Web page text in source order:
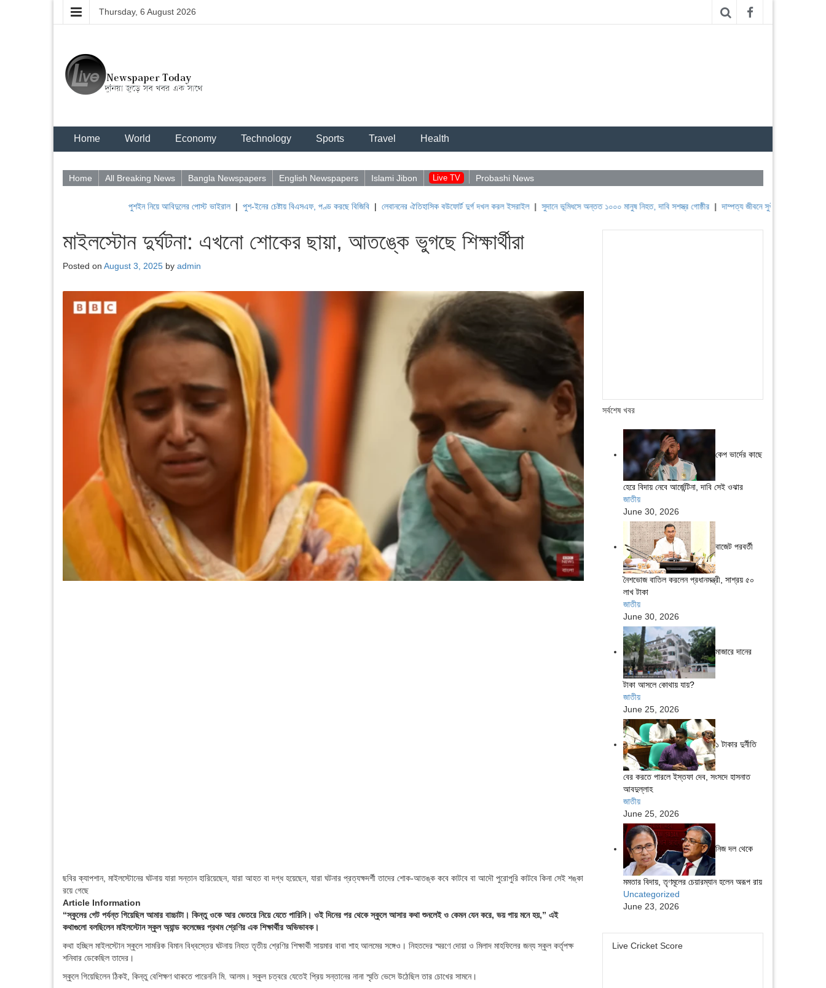
Thursday, 6 August 2026
Home World Economy Technology Sports Travel Health
Home All Breaking News Bangla Newspapers English Newspapers Islami Jibon Live TV Probashi News
পুশইন নিয়ে আবিদুলের পোস্ট ভাইরাল|পুশ-ইনের চেষ্টায় বিএসএফ, পণ্ড করছে বিজিবি|লেবাননের ঐতিহাসিক বউফোর্ট দুর্গ দখল করল ইসরাইল|সুদানে ভূমিধসে অন্তত ১০০০ মানুষ নিহত, দাবি সশস্ত্র গোষ্ঠীর|দাম্পত্য জীবনে সুখী হওয়ার সেরা ১০ উপায়
মাইলস্টোন দুর্ঘটনা: এখনো শোকের ছায়া, আতঙ্কে ভুগছে শিক্ষার্থীরা
Posted on August 3, 2025 by admin
ছবির ক্যাপশান, মাইলস্টোনের ঘটনায় যারা সন্তান হারিয়েছেন, যারা আহত বা দগ্ধ হয়েছেন, যারা ঘটনার প্রত্যক্ষদর্শী তাদের শোক-আতঙ্ক কবে কাটবে বা আদৌ পুরোপুরি কাটবে কিনা সেই শঙ্কা
রয়ে গেছে
Article Information
“স্কুলের গেট পর্যন্ত গিয়েছিল আমার বাচ্চাটা। কিন্তু ওকে আর ভেতরে নিয়ে যেতে পারিনি। ওই দিনের পর থেকে স্কুলে আসার কথা শুনলেই ও কেমন যেন করে, ভয় পায় মনে হয়,” এই
কথাগুলো বলছিলেন মাইলস্টোন স্কুল অ্যান্ড কলেজের প্রথম শ্রেণির এক শিক্ষার্থীর অভিভাবক।
কথা হচ্ছিল মাইলস্টোন স্কুলে সামরিক বিমান বিধ্বস্তের ঘটনায় নিহত তৃতীয় শ্রেণির শিক্ষার্থী সায়মার বাবা শাহ আলমের সঙ্গেও। নিহতদের স্মরণে দোয়া ও মিলাদ মাহফিলের জন্য স্কুল কর্তৃপক্ষ
শনিবার ডেকেছিল তাদের।
স্কুলে গিয়েছিলেন ঠিকই, কিন্তু বেশিক্ষণ থাকতে পারেননি মি. আলম। স্কুল চত্বরে যেতেই প্রিয় সন্তানের নানা স্মৃতি ভেসে উঠেছিল তার চোখের সামনে।
সর্বশেষ খবর
কেপ ভার্দের কাছে
হেরে বিদায় নেবে আর্জেন্টিনা, দাবি সেই ওঝার
জাতীয়
June 30, 2026
বাজেট পরবর্তী
নৈশভোজ বাতিল করলেন প্রধানমন্ত্রী, সাশ্রয় ৫০
লাখ টাকা
জাতীয়
June 30, 2026
মাজারে দানের
টাকা আসলে কোথায় যায়?
জাতীয়
June 25, 2026
১ টাকার দুর্নীতি
বের করতে পারলে ইস্তফা দেব, সংসদে হাসনাত
আবদুল্লাহ
জাতীয়
June 25, 2026
নিজ দল থেকে
মমতার বিদায়, তৃণমূলের চেয়ারম্যান হলেন অরূপ রায়
Uncategorized
June 23, 2026
Live Cricket Score